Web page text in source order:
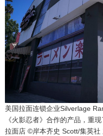
美国拉面连锁企业Silverlage
《火影忍者》合作的产品，重
拉面店 ©岸本齐史 Scott/集英社